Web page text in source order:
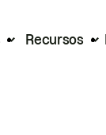
Recursos